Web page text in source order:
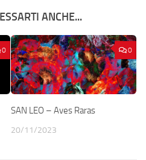
ANCHE...
0 0
SAN LEO – Aves Raras
20/11/2023